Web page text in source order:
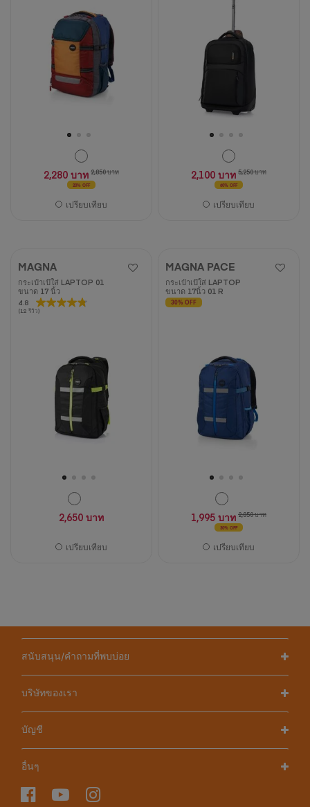
2,280 บาท 2,850 บาท
20% OFF
เปรียบเทียบ
2,100 บาท 5,250 บาท
60% OFF
เปรียบเทียบ
MAGNA
กระเป๋าเป้ใส่ LAPTOP 01
ขนาด 17 นิ้ว
4.8
(12 รีวิว)
4.8
จาก
2,650 บาท
เปรียบเทียบ
MAGNA PACE
กระเป๋าเป้ใส่ LAPTOP
ขนาด 17นิ้ว 01 R
30% OFF
1,995 บาท 2,850 บาท
30% OFF
เปรียบเทียบ
สนับสนุน/คำถามที่พบบ่อย
บริษัทของเรา
บัญชี
อื่นๆ